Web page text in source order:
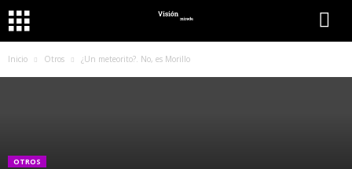
Inicio Otros ¿Un meteorito?. No, es Morillo
OTROS